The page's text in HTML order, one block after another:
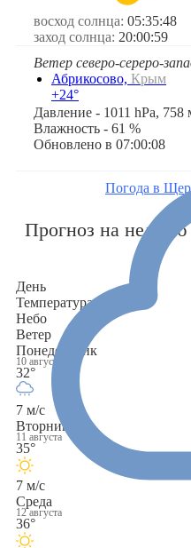
Абрикосово, Крым
+24°
восход солнца: 05:35:48
заход солнца: 20:00:59
Ветер северо-сереро-
Давление - 1011 hPa, 758
Влажность - 61 %
Обновлено в 07:00:08
Погода в
Прогноз на неделю
День
Температура
Небо
Ветер
Понедельник
10 августа
32°
7 м/с
Вторник
11 августа
35°
7 м/с
Среда
12 августа
36°